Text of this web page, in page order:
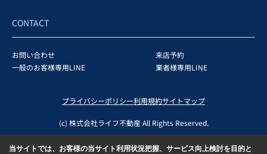
CONTACT
お問い合わせ
来店予約
一般のお客様専用LINE
業者様専用LINE
プライバシーポリシー利用規約サイトマップ
(c) 株式会社ライフ不動産 All Rights Reserved.
当サイトでは、お客様の当サイト利用状況把握、サービス向上検討を目的と